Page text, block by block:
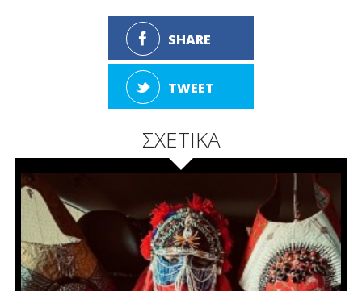
SHARE
TWEET
ΣΧΕΤΙΚΑ